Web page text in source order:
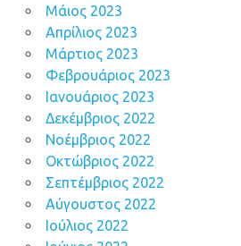
Μάιος 2023
Απρίλιος 2023
Μάρτιος 2023
Φεβρουάριος 2023
Ιανουάριος 2023
Δεκέμβριος 2022
Νοέμβριος 2022
Οκτώβριος 2022
Σεπτέμβριος 2022
Αύγουστος 2022
Ιούλιος 2022